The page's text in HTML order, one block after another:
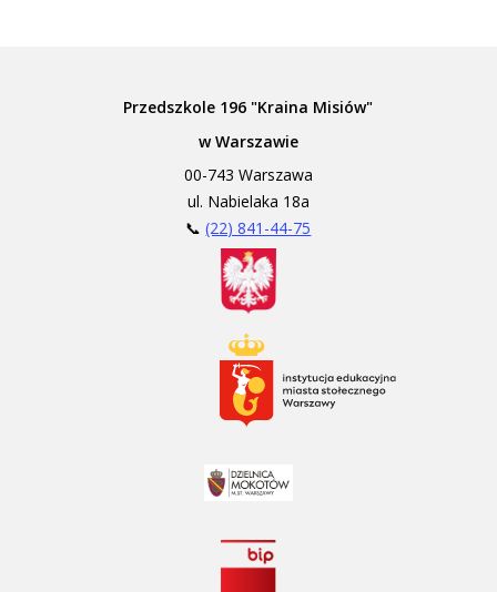
Przedszkole 196 "Kraina Misiów"
w Warszawie
00-743 Warszawa
ul. Nabielaka 18a
📞(22) 841-44-75